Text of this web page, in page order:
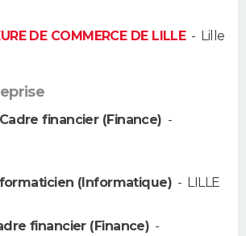
DE COMMERCE DE LILLE- Lille
financier (Finance) -
(Informatique) - LILLE
financier (Finance) -